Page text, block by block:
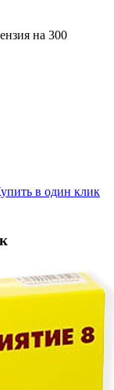
на 300
в один клик